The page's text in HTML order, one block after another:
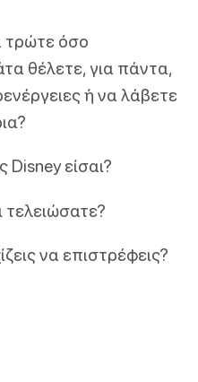
τρώτε όσο
θέλετε, για πάντα,
ή να λάβετε
Disney είσαι?
τελειώσατε?
να επιστρέφεις?